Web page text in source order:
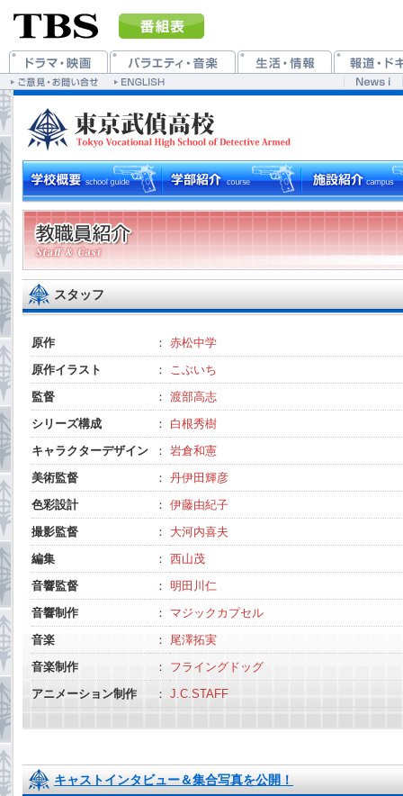
スタッフ
原作 ： 赤松中学
原作イラスト
：
こぶいち
監督
： 渡部高志
シリーズ構成
：
白根秀樹
キャラクターデザイン
： 岩倉和憲
美術監督
： 丹伊田輝彦
色彩設計
： 伊藤由紀子
撮影監督
：
大河内喜夫
編集
： 西山茂
音響監督
： 明田川仁
音響制作
：
マジックカプセル
音楽
：
尾澤拓実
音楽制作
：
フライングドッグ
アニメーション制作
： J.C.STAFF
キャストインタビュー＆集合写真を公開！